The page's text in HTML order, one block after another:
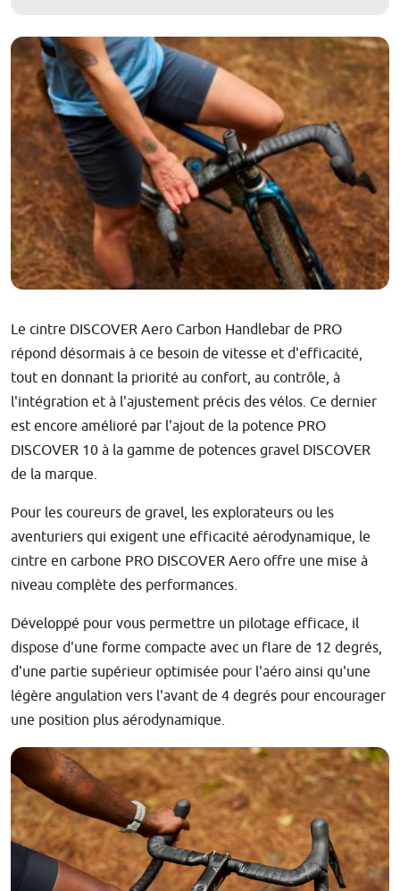
Le cintre DISCOVER Aero Carbon Handlebar de PRO
répond désormais à ce besoin de vitesse et d'efficacité,
tout en donnant la priorité au confort, au contrôle, à
l'intégration et à l'ajustement précis des vélos. Ce dernier
est encore amélioré par l'ajout de la potence PRO
DISCOVER 10 à la gamme de potences gravel DISCOVER
de la marque.
Pour les coureurs de gravel, les explorateurs ou les
aventuriers qui exigent une efficacité aérodynamique, le
cintre en carbone PRO DISCOVER Aero offre une mise à
niveau complète des performances.
Développé pour vous permettre un pilotage efficace, il
dispose d'une forme compacte avec un flare de 12 degrés,
d'une partie supérieur optimisée pour l'aéro ainsi qu'une
légère angulation vers l'avant de 4 degrés pour encourager
une position plus aérodynamique.